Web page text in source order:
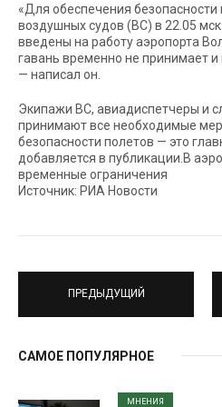
«Для обеспечения
воздушных судов (ВС) в 22.05
введены на работу аэропорта
гавань временно не принимает
— написал он.
Экипажи ВС, авиадиспетчеры и
принимают все необходимые
безопасности полетов — это
добавляется в публикации.В
временные ограничения
Источник: РИА Новости
ПРЕДЫДУЩИЙ
САМОЕ ПОПУЛЯРНОЕ
МНЕНИЯ